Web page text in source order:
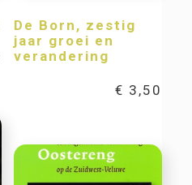
De Born, zestig
jaar groei en
verandering
€ 3,50